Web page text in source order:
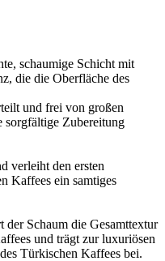
schaumige Schicht mit
die die Oberfläche des
und frei von großen
sorgfältige Zubereitung
verleiht den ersten
Kaffees ein samtiges
der Schaum die Gesamttextur
und trägt zur luxuriösen
Türkischen Kaffees bei.